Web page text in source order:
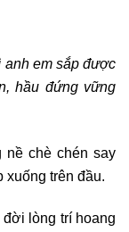
em sắp được
hầu đứng vững
nề chè chén say
trên đầu.
lòng trí hoang